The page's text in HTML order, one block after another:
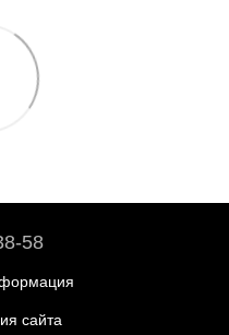
58
сайта